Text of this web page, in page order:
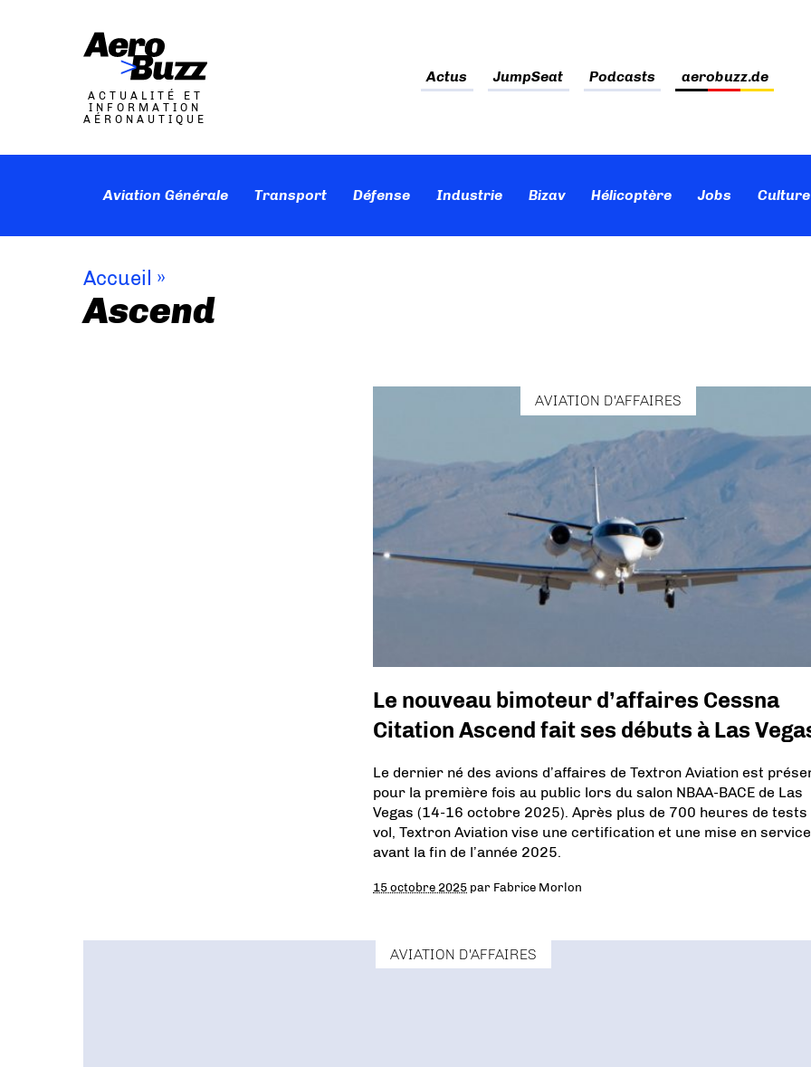
ACTUALITÉ ET
INFORMATION
AÉRONAUTIQUE
Actus JumpSeat Podcasts aerobuzz.de
Aviation Générale Transport Défense Industrie Bizav Hélicoptère Jobs
Accueil »
Ascend
AVIATION D'AFFAIRES
Le nouveau bimoteur d’affaires Cessna
Citation Ascend fait ses débuts à Las
Le dernier né des avions d’affaires de Textron Aviation est
pour la première fois au public lors du salon NBAA-BACE de Las
Vegas (14-16 octobre 2025). Après plus de 700 heures de tests
vol, Textron Aviation vise une certification et une mise en service
avant la fin de l’année 2025.
15 octobre 2025 par Fabrice Morlon
AVIATION D'AFFAIRES